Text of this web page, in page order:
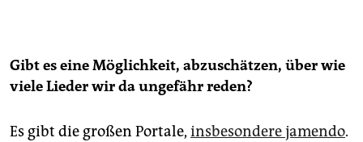
Gibt es eine Möglichkeit, abzuschätzen, über wie
viele Lieder wir da ungefähr reden?
Es gibt die großen Portale, insbesondere jamendo.